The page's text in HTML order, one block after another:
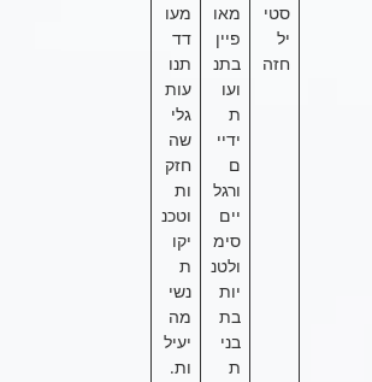
סטי
חזה
מאו
פיין
בתנ
ועו
ידיי
ורגל
יים
סימ
ולטנ
יות
בת
בני
מעו
דד
תנו
עות
גלי
שה
חזק
ות
וטכנ
יקו
נשי
מה
יעיל
ות.